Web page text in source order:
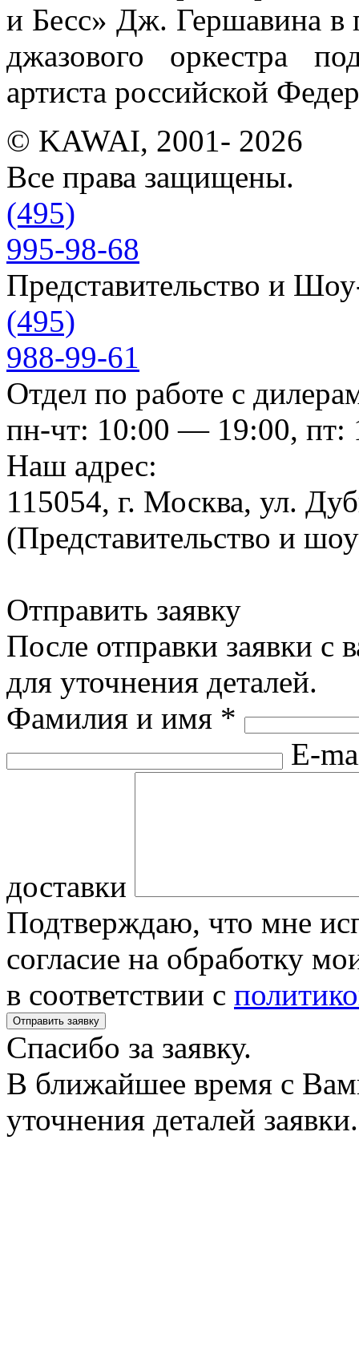
и Бесс» Дж. Гершавина в
джазового оркестра
артиста российской
© KAWAI, 2001- 2026
Все права защищены.
(495)
995-98-68
Представительство и
(495)
988-99-61
Отдел по работе с
пн-чт: 10:00 — 19:00, пт:
Наш адрес:
115054, г. Москва, ул.
(Представительство и
Отправить заявку
После отправки заявки с
для уточнения деталей.
Фамилия и имя *
E-
доставки
Подтверждаю, что мне
согласие на обработку
в соответствии с
Спасибо за заявку.
В ближайшее время с
уточнения деталей заявки.